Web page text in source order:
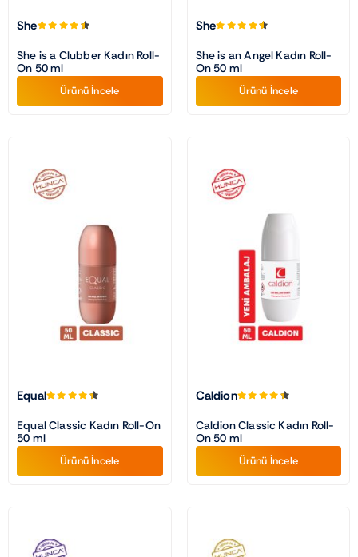
She
She is a Clubber Kadın Roll-
On 50 ml
Ürünü İncele
She
She is an Angel Kadın Roll-
On 50 ml
Ürünü İncele
Equal
Equal Classic Kadın Roll-On
50 ml
Ürünü İncele
Caldion
Caldion Classic Kadın Roll-
On 50 ml
Ürünü İncele